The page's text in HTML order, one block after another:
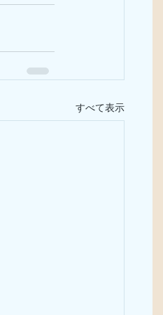
すべて表示